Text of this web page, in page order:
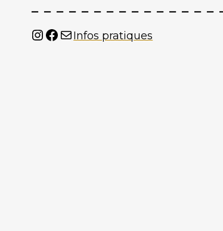
Instagram
Facebook
MailInfos pratiques